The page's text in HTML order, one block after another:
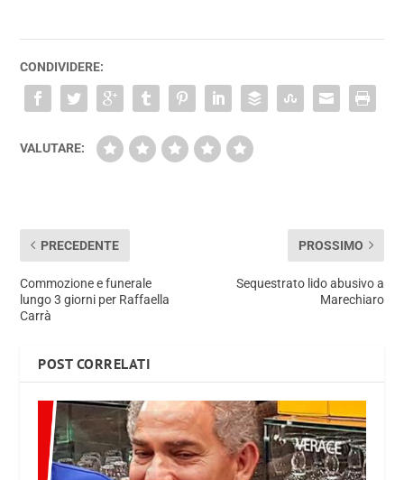
CONDIVIDERE:
VALUTARE:
PRECEDENTE
Commozione e funerale
lungo 3 giorni per Raffaella
Carrà
PROSSIMO
Sequestrato lido abusivo a
Marechiaro
POST CORRELATI